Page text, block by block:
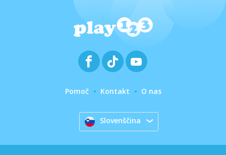
Pomoč Kontakt O nas
Slovenščina